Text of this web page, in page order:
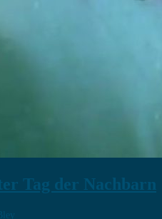
Tag der Nachbarn